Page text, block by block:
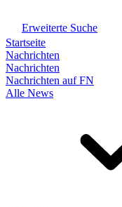
Erweiterte Suche
Startseite
Nachrichten
Nachrichten
Nachrichten auf FN
Alle News